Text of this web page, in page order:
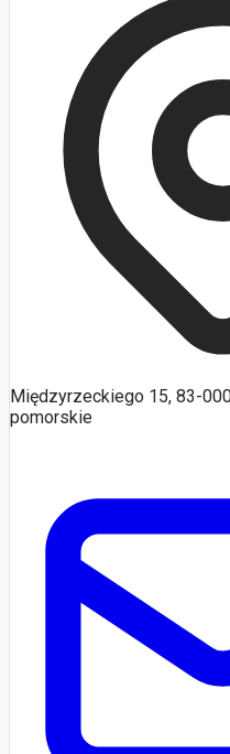
Międzyrzeckiego 15, 83-
pomorskie